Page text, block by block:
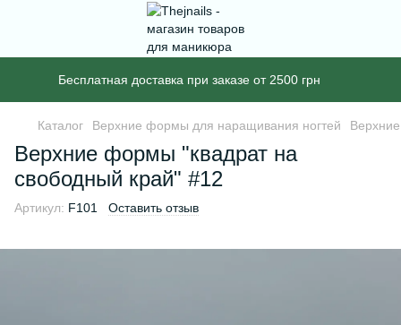
Бесплатная доставка при заказе от 2500 грн
Каталог Верхние формы для наращивания ногтей
Верхние формы "квадрат на
свободный край" #12
Артикул: F101 Оставить отзыв